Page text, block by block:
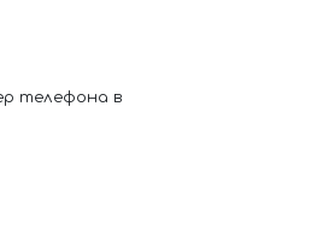
телефона в